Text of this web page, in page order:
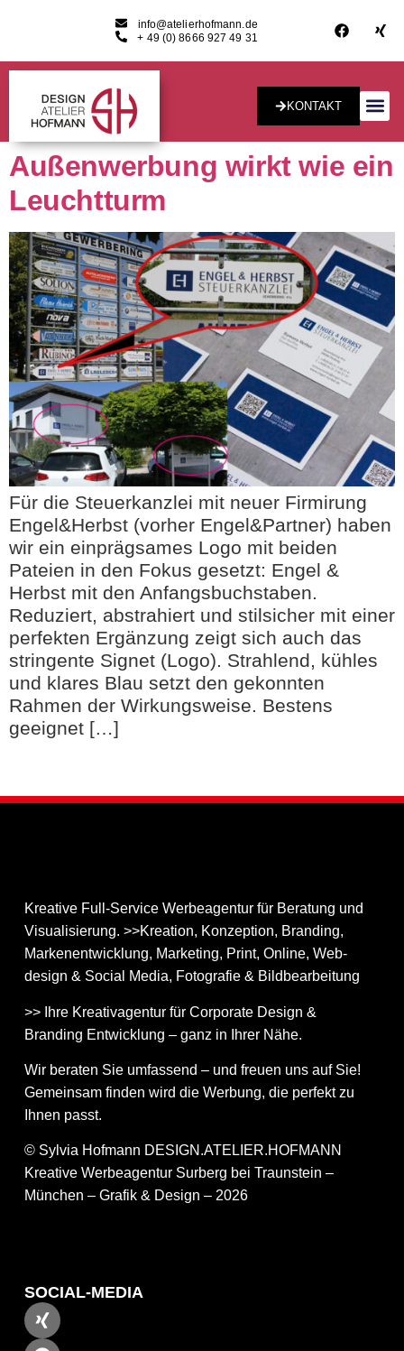
info@atelierhofmann.de
+ 49 (0) 8666 927 49 31
KONTAKT
Außenwerbung wirkt wie ein
Leuchtturm
Für die Steuerkanzlei mit neuer Firmirung
Engel&Herbst (vorher Engel&Partner) haben
wir ein einprägsames Logo mit beiden
Pateien in den Fokus gesetzt: Engel &
Herbst mit den Anfangsbuchstaben.
Reduziert, abstrahiert und stilsicher mit einer
perfekten Ergänzung zeigt sich auch das
stringente Signet (Logo). Strahlend, kühles
und klares Blau setzt den gekonnten
Rahmen der Wirkungsweise. Bestens
geeignet […]
Kreative Full-Service Werbeagentur für Beratung und
Visualisierung. >>Kreation, Konzeption, Branding,
Markenentwicklung, Marketing, Print, Online, Web­
design & Social Media, Fotografie & Bildbear­bei­tung
>> Ihre Kreativagentur für Corporate Design &
Branding Entwicklung – ganz in Ihrer Nähe.
Wir beraten Sie umfassend – und freuen uns auf Sie!
Gemeinsam finden wird die Werbung, die perfekt zu
Ihnen passt.
© Sylvia Hofmann DESIGN.ATELIER.HOFMANN
Kreative Werbeagentur Surberg bei Traunstein –
München – Grafik & Design – 2026
SOCIAL-MEDIA